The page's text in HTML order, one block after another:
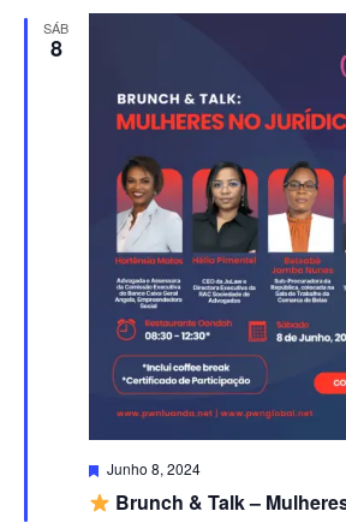
SÁB
8
Brunch & Talk –
Destacado
Junho 8, 2024